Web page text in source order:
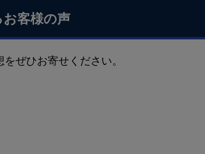
客様の声
ぜひお寄せください。